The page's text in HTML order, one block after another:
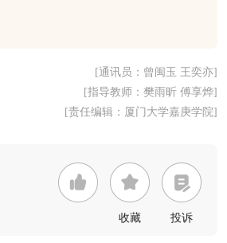
[通讯员：曾闽玉 王奕亦]
[指导教师：樊雨昕 傅享烨]
[责任编辑：厦门大学嘉庚学院]
收藏 投诉